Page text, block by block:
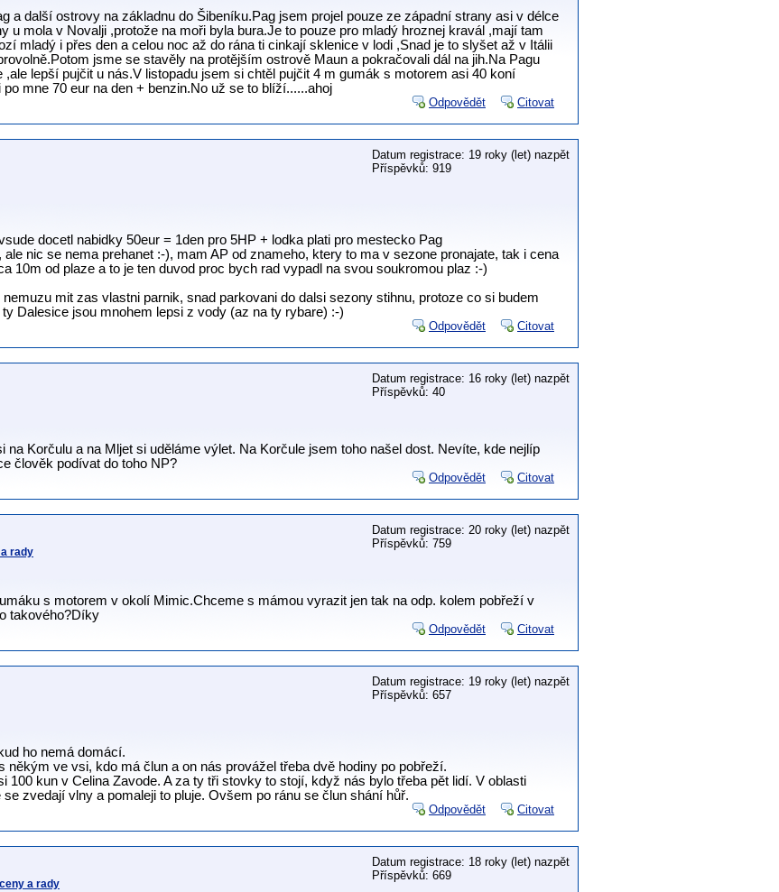
a další ostrovy na základnu do Šibeníku.Pag jsem projel pouze ze západní strany asi v délce
u mola v Novalji ,protože na moři byla bura.Je to pouze pro mladý hroznej kravál ,mají tam
mladý i přes den a celou noc až do rána ti cinkají sklenice v lodi ,Snad je to slyšet až v Itálii
jsme se stavěly na protějším ostrově Maun a pokračovali dál na jih.Na Pagu
,ale lepší pujčit u nás.V listopadu jsem si chtěl pujčit 4 m gumák s motorem asi 40 koní
mne 70 eur na den + benzin.No už se to blíží......ahoj
Odpovědět Citovat
Datum registrace: 19 roky (let) nazpět
Příspěvků: 919
docetl nabidky 50eur = 1den pro 5HP + lodka plati pro mestecko Pag
nic se nema prehanet :-), mam AP od znameho, ktery to ma v sezone pronajate, tak i cena
10m od plaze a to je ten duvod proc bych rad vypadl na svou soukromou plaz :-)
mit zas vlastni parnik, snad parkovani do dalsi sezony stihnu, protoze co si budem
Dalesice jsou mnohem lepsi z vody (az na ty rybare) :-)
Odpovědět Citovat
Datum registrace: 16 roky (let) nazpět
Příspěvků: 40
na Korčulu a na Mljet si uděláme výlet. Na Korčule jsem toho našel dost. Nevíte, kde nejlíp
člověk podívat do toho NP?
Odpovědět Citovat
rady
Datum registrace: 20 roky (let) nazpět
Příspěvků: 759
s motorem v okolí Mimic.Chceme s mámou vyrazit jen tak na odp. kolem pobřeží v
takového?Díky
Odpovědět Citovat
Datum registrace: 19 roky (let) nazpět
Příspěvků: 657
ho nemá domácí.
někým ve vsi, kdo má člun a on nás provážel třeba dvě hodiny po pobřeží.
100 kun v Celina Zavode. A za ty tři stovky to stojí, když nás bylo třeba pět lidí. V oblasti
zvedají vlny a pomaleji to pluje. Ovšem po ránu se člun shání hůř.
Odpovědět Citovat
a rady
Datum registrace: 18 roky (let) nazpět
Příspěvků: 669